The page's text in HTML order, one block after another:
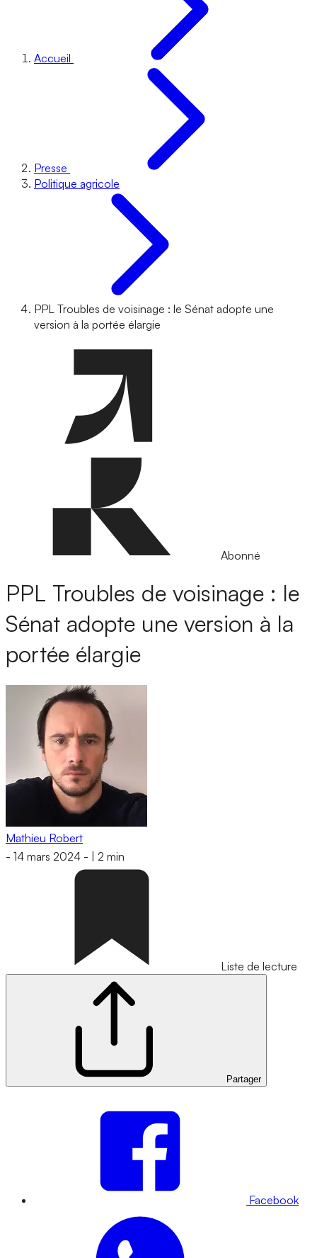
Accueil
Presse
Politique agricole
PPL Troubles de voisinage : le Sénat adopte une
version à la portée élargie
Abonné
PPL Troubles de voisinage : le
Sénat adopte une version à la
portée élargie
Mathieu Robert
- 14 mars 2024 - 2 min
Liste de lecture
Partager
Facebook